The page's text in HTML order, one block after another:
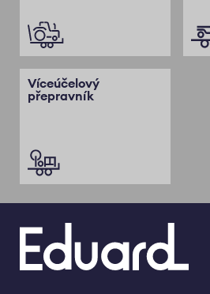
Víceúčelový
přepravník